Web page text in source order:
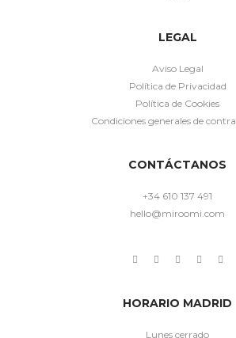
LEGAL
Aviso Legal
Política de Privacidad
Política de Cookies
Condiciones generales de
CONTÁCTANOS
+34 610 137 491
hello@miroomi.com
HORARIO MADRID
Lunes cerrado